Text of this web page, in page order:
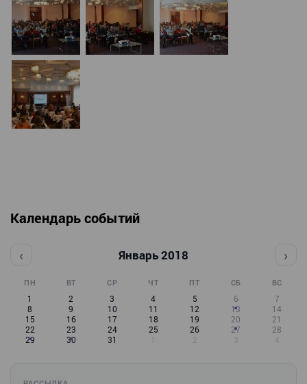
Календарь событий
‹ Январь 2018 ›
ПН ВТ СР ЧТ ПТ СБ ВС
1 2 3 4 5 6
7
8
9 10 11 12 13
14
15
16 17 18 19 20
21
22
23 24 25 26 27
28
29
30 31 1 2 3 4